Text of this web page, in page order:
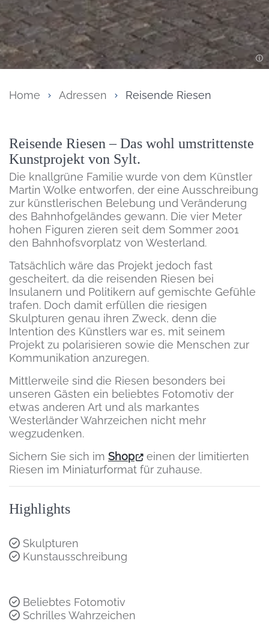
Home Adressen Reisende Riesen
Inhalt
Reisende Riesen – Das wohl umstrittenste
Kunstprojekt von Sylt.
Die knallgrüne Familie wurde von dem Künstler
Martin Wolke entworfen, der eine Ausschreibung
zur künstlerischen Belebung und Veränderung
des Bahnhofgeländes gewann. Die vier Meter
hohen Figuren zieren seit dem Sommer 2001
den Bahnhofsvorplatz von Westerland.
Tatsächlich wäre das Projekt jedoch fast
gescheitert, da die reisenden Riesen bei
Insulanern und Politikern auf gemischte Gefühle
trafen. Doch damit erfüllen die riesigen
Skulpturen genau ihren Zweck, denn die
Intention des Künstlers war es, mit seinem
Projekt zu polarisieren sowie die Menschen zur
Kommunikation anzuregen.
Mittlerweile sind die Riesen besonders bei
unseren Gästen ein beliebtes Fotomotiv der
etwas anderen Art und als markantes
Westerländer Wahrzeichen nicht mehr
wegzudenken.
Sichern Sie sich im Shop
einen der limitierten
Riesen im Miniaturformat für zuhause.
Highlights
Skulpturen
Kunstausschreibung
Beliebtes Fotomotiv
Schrilles Wahrzeichen